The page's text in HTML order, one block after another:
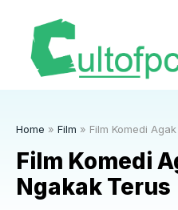
Home » Film » Film Komedi
Film Komedi
Ngakak Terus